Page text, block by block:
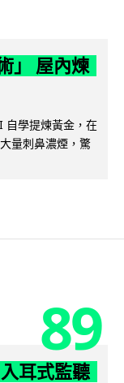
」 屋內煉
自學提煉黃金，在
量刺鼻濃煙，驚
89
耳式監聽